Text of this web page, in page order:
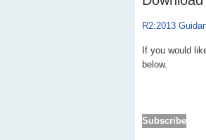
R2:2013
If you would
below.